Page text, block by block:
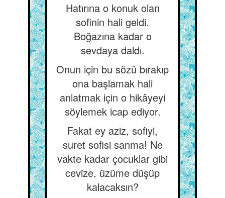
Hatırına o konuk olan
sofinin hali geldi.
Boğazına kadar o
sevdaya daldı.
Onun için bu sözü bırakıp
ona başlamak hali
anlatmak için o hikâyeyi
söylemek icap ediyor.
Fakat ey aziz, sofiyi,
suret sofisi sanma! Ne
vakte kadar çocuklar gibi
cevize, üzüme düşüp
kalacaksın?